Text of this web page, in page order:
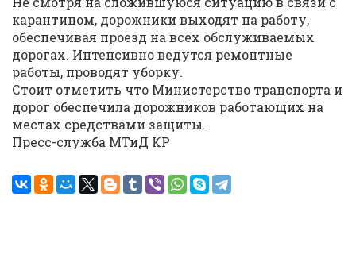
карантином, дорожники выходят на работу,
обеспечивая проезд на всех обслуживаемых
дорогах. Интенсивно ведутся ремонтные
работы, проводят уборку.
Стоит отметить что Министерство транспорта и
дорог обеспечила дорожников работающих на
местах средствами защиты.
Пресс-служба МТиД КР